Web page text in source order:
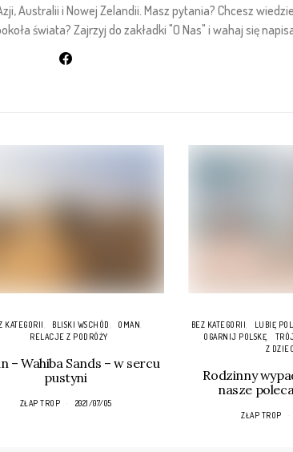
Australii i Nowej Zelandii. Masz pytania? Chcesz
świata? Zajrzyj do zakładki "O Nas" i wahaj się
KATEGORII BLISKI WSCHÓD
OMAN
RELACJE Z PODRÓŻY
– Wahiba Sands – w sercu
pustyni
ZŁAP TROP 2021/07/05
BEZ KATEGORII LUBIĘ
OGARNIJ POLSKĘ
Z
Rodzinny
nasze
ZŁAP TROP